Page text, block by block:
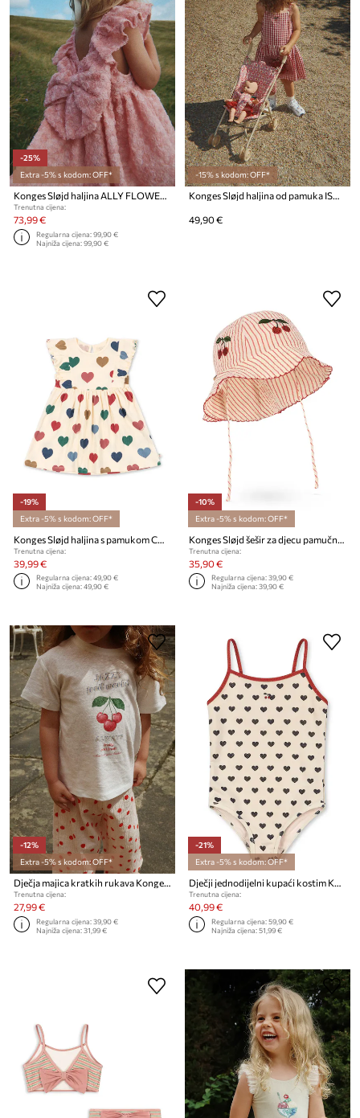
-25%
Extra -5% s kodom: OFF*
Konges Sløjd haljina ALLY FLOWER DRESS
Trenutna cijena:
73,99 €
Regularna cijena:99,90 €
Najniža cijena:99,90 €
-15% s kodom: OFF*
Konges Sløjd haljina od pamuka ISOTTA DRESS GOTS
49,90 €
-19%
Extra -5% s kodom: OFF*
Trenutna cijena:
39,99 €
Regularna cijena:49,90 €
Najniža cijena:49,90 €
-10%
Extra -5% s kodom: OFF*
Trenutna cijena:
35,90 €
Regularna cijena:39,90 €
Najniža cijena:39,90 €
-12%
Extra -5% s kodom: OFF*
Dječja majica kratkih rukava Konges Sløjd ERA TEE OCS
Trenutna cijena:
27,99 €
Regularna cijena:39,90 €
Najniža cijena:31,99 €
-21%
Extra -5% s kodom: OFF*
Dječji jednodijelni kupaći kostim Konges Sløjd MANON GLITTER SWIMSUIT
Trenutna cijena:
40,99 €
Regularna cijena:59,90 €
Najniža cijena:51,99 €